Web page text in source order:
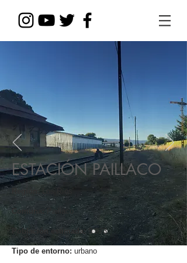
ESTACIÓN PAILLACO
Región: Los Ríos
Comuna:Paillaco
Población estimada:9.973
Tipo de entorno: urbano